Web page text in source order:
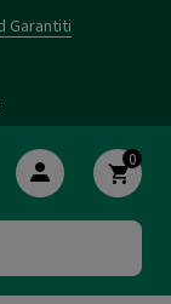
Garantiti
0